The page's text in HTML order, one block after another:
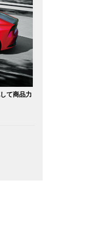
て商品力